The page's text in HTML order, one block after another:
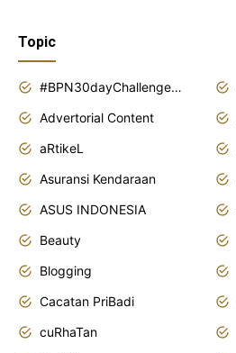
Topic
#BPN30dayChallenge2018
Advertorial Content
aRtikeL
Asuransi Kendaraan
ASUS INDONESIA
Beauty
Blogging
Cacatan PriBadi
cuRhaTan